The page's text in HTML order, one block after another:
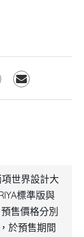
世界設計大
標準版與
售價格分別
於預售期間